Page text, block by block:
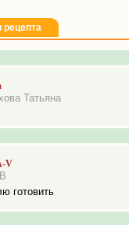
рецепта
Татьяна
V
готовить